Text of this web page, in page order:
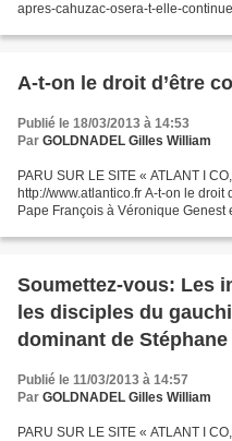
apres-cahuzac-osera-t-elle-
A-t-on le droit d’être
Publié le 18/03/2013 à 14:53
Par GOLDNADEL Gilles William
PARU SUR LE SITE « ATLANT I
http://www.atlantico.fr A-t-on le droit
Pape François à Véronique Genest
Soumettez-vous: Les
les disciples du
dominant de Stéphane
Publié le 11/03/2013 à 14:57
Par GOLDNADEL Gilles William
PARU SUR LE SITE « ATLANT I